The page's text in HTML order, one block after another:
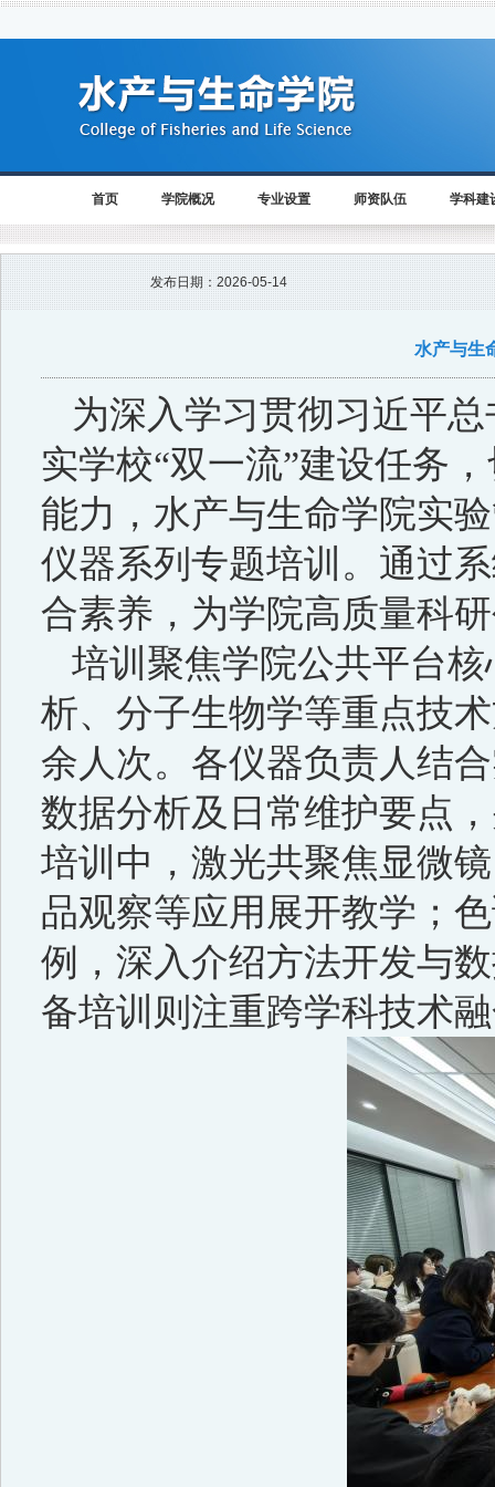
首页 学院概况 专业设置 师资队伍 学科建
发布日期：2026-05-14
水产与生
为深入学习贯彻习近平
实学校“双一流”建设任务
能力，水产与生命学院实
仪器系列专题培训。通过
合素养，为学院高质量科
培训聚焦学院公共平台
析、分子生物学等重点技
余人次。各仪器负责人结
数据分析及日常维护要点
培训中，激光共聚焦显微
品观察等应用展开教学；
例，深入介绍方法开发与
备培训则注重跨学科技术